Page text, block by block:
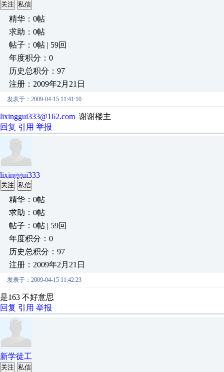
关注 私信
精华：0帖
求助：0帖
帖子：0帖 | 59回
年度积分：0
历史总积分：97
注册：2009年2月21日
发表于：2009-04-15 11:41:10
lixinggui333@162.com 谢谢楼主
回复 引用 举报
lixinggui333
关注 私信
精华：0帖
求助：0帖
帖子：0帖 | 59回
年度积分：0
历史总积分：97
注册：2009年2月21日
发表于：2009-04-15 11:42:23
是163 不好意思
回复 引用 举报
新学徒工
关注 私信